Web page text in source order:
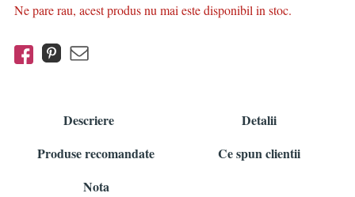
Ne pare rau, acest produs nu mai este disponibil in stoc.
Descriere
Detalii
Produse recomandate
Ce spun clientii
Nota